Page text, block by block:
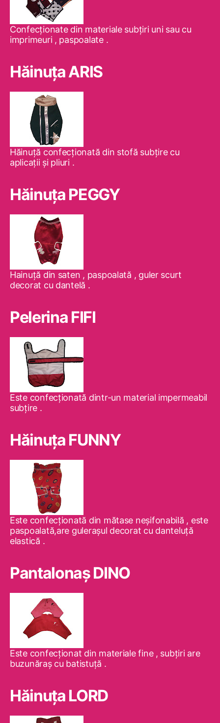
Confecţionate din materiale subţiri uni sau cu
imprimeuri , paspoalate .
Hăinuţa ARIS
Hăinuţă confecţionată din stofă subţire cu
aplicaţii şi pliuri .
Hăinuţa PEGGY
Hainuţă din saten , paspoalată , guler scurt
decorat cu dantelă .
Pelerina FIFI
Este confecţionată dintr-un material impermeabil
subţire .
Hăinuţa FUNNY
Este confecţionată din mătase neşifonabilă , este
paspoalată,are guleraşul decorat cu danteluţă
elastică .
Pantalonaş DINO
Este confecţionat din materiale fine , subţiri are
buzunăraş cu batistuţă .
Hăinuţa LORD